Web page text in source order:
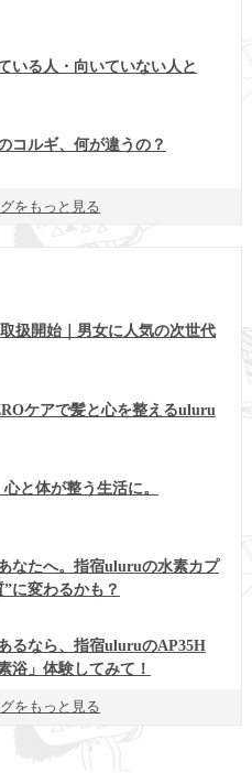
いる人・向いていない人と
コルギ、何が違うの？
をもっと見る
扱開始｜男女に人気の次世代
ケアで髪と心を整えるuluru
と体が整う生活に。
なたへ。指宿uluruの水素カプ
に変わるかも？
るなら、指宿uluruのAP35H
浴」体験してみて！
をもっと見る